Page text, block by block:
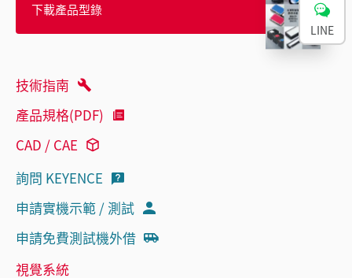
下載產品型錄
技術指南
產品規格(PDF)
CAD / CAE
詢問 KEYENCE
申請實機示範 / 測試
申請免費測試機外借
視覺系統
LINE